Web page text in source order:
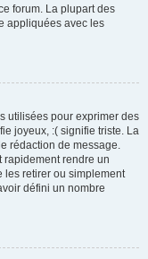
forum. La plupart des
appliquées avec les
utilisées pour exprimer des
joyeux, :( signifie triste. La
rédaction de message.
rapidement rendre un
les retirer ou simplement
défini un nombre